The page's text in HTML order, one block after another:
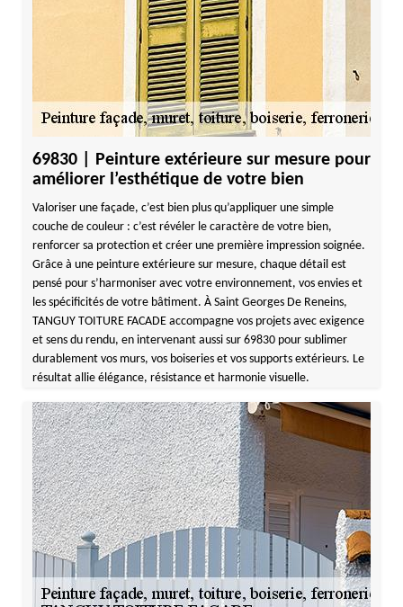
69830 | Peinture extérieure sur mesure pour
améliorer l’esthétique de votre bien
Valoriser une façade, c’est bien plus qu’appliquer une simple
couche de couleur : c’est révéler le caractère de votre bien,
renforcer sa protection et créer une première impression soignée.
Grâce à une peinture extérieure sur mesure, chaque détail est
pensé pour s’harmoniser avec votre environnement, vos envies et
les spécificités de votre bâtiment. À Saint Georges De Reneins,
TANGUY TOITURE FACADE accompagne vos projets avec exigence
et sens du rendu, en intervenant aussi sur 69830 pour sublimer
durablement vos murs, vos boiseries et vos supports extérieurs. Le
résultat allie élégance, résistance et harmonie visuelle.